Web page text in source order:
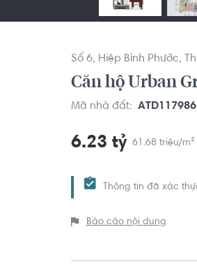
Số 6 Hiệp Bình Phước
Căn hộ Urban
Mã nhà đất: ATD117986
6.23 tỷ 61.68 triệu/m²
Thông tin đã xác
Báo cáo nội dung